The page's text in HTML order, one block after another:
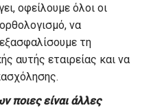
οφείλουμε όλοι οι
να
τη
αυτής εταιρείας και να
ποιες είναι άλλες